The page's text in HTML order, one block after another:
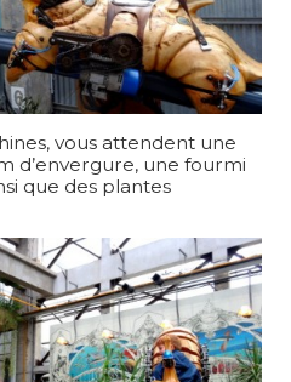
vous attendent une
d’envergure, une fourmi
que des plantes